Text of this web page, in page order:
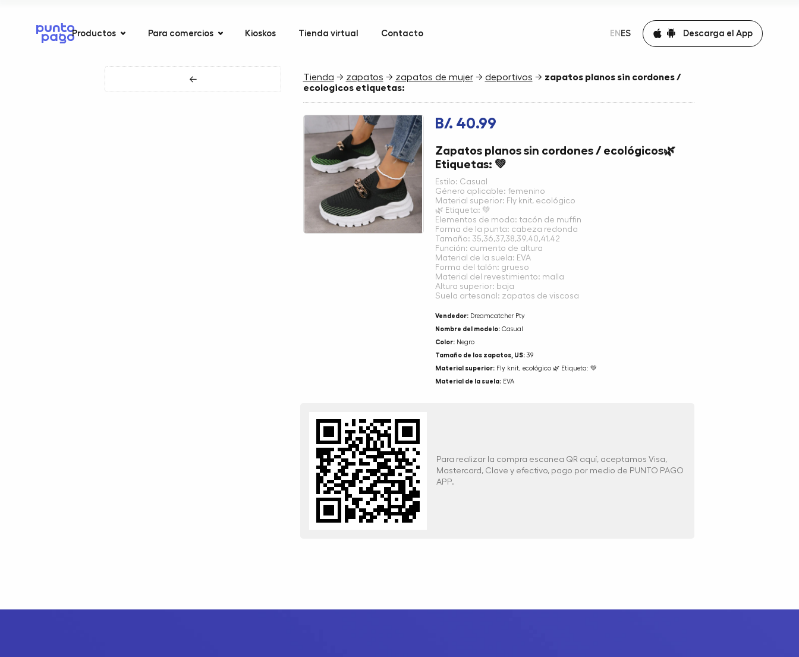
Productos Para comercios Kioskos Tienda virtual Contacto EN ES Descarga el App
← Tienda → zapatos → zapatos de mujer→ deportivos → zapatos planos sin cordones /
ecologicos etiquetas:
B/. 40.99
Zapatos planos sin cordones / ecológicos🌿
Etiquetas: 💚
Estilo: Casual
Género aplicable: femenino
Material superior: Fly knit, ecológico
🌿 Etiqueta: 💚
Elementos de moda: tacón de muffin
Forma de la punta: cabeza redonda
Tamaño: 35,36,37,38,39,40,41,42
Función: aumento de altura
Material de la suela: EVA
Forma del talón: grueso
Material del revestimiento: malla
Altura superior: baja
Suela artesanal: zapatos de viscosa
Vendedor:Dreamcatcher Pty
Nombre del modelo:Casual
Color:Negro
Tamaño de los zapatos, US:39
Material superior:Fly knit, ecológico 🌿 Etiqueta: 💚
Material de la suela:EVA
Para realizar la compra escanea QR aquí, aceptamos Visa,
Mastercard, Clave y efectivo, pago por medio de PUNTO PAGO
APP.